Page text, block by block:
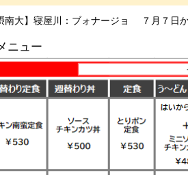
南大】寝屋川：ブォナージョ ７月７日
ニュー